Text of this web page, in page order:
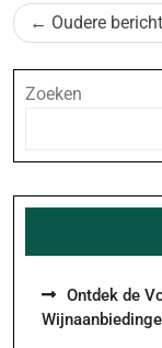
Berichten
navigatie
Oudere
Zoeken
Ontdek de